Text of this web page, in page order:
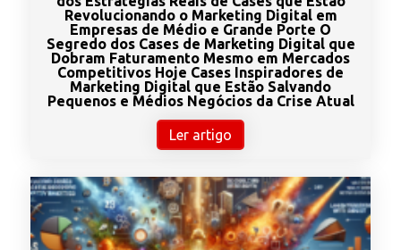
Revolucionando o Marketing Digital em
Empresas de Médio e Grande Porte O
Segredo dos Cases de Marketing Digital que
Dobram Faturamento Mesmo em Mercados
Competitivos Hoje Cases Inspiradores de
Marketing Digital que Estão Salvando
Pequenos e Médios Negócios da Crise Atual
Ler artigo